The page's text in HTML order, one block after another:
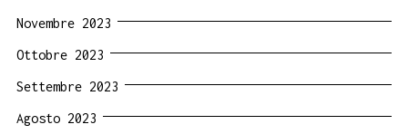
Novembre 2023
Ottobre 2023
Settembre 2023
Agosto 2023